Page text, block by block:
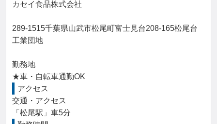
カセイ食品株式会社
289-1515千葉県山武市松尾町富士見台208-165松尾台
工業団地
勤務地
★車・自転車通勤OK
アクセス
交通・アクセス
「松尾駅」車5分